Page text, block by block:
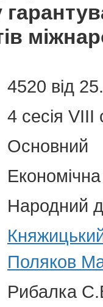
4520 від
4 сесія VIII
Основний
Народний
Поляков
Рибалка